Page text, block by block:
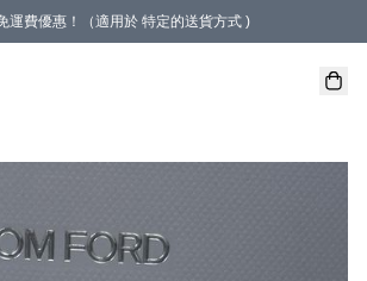
運費優惠！（適用於 特定的送貨方式 )